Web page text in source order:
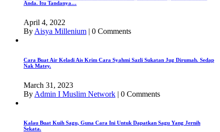
Anda. Itu Tandanya…
April 4, 2022
By Aisya Millenium | 0 Comments
Cara Buat Air Keladi Ais Krim Cara Syahmi Sazli Sukatan Jug Dirumah. Sedap
Nak Matey.
March 31, 2023
By Admin I Muslim Network | 0 Comments
Kalau Buat Kuih Sagu, Guna Cara Ini Untuk Dapatkan Sagu Yang Jernih
Sekata.